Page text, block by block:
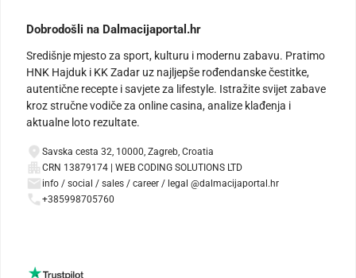
Dobrodošli na Dalmacijaportal.hr
Središnje mjesto za sport, kulturu i modernu zabavu. Pratimo
HNK Hajduk i KK Zadar uz najljepše rođendanske čestitke,
autentične recepte i savjete za lifestyle. Istražite svijet zabave
kroz stručne vodiče za online casina, analize klađenja i
aktualne loto rezultate.
Savska cesta 32, 10000, Zagreb, Croatia
CRN 13879174 | WEB CODING SOLUTIONS LTD
info / social / sales / career / legal @dalmacijaportal.hr
+385998705760